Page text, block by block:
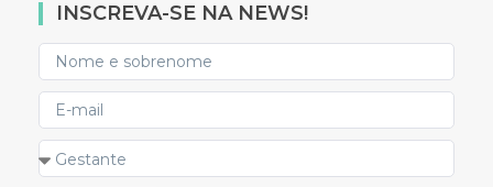
INSCREVA-SE NA NEWS!